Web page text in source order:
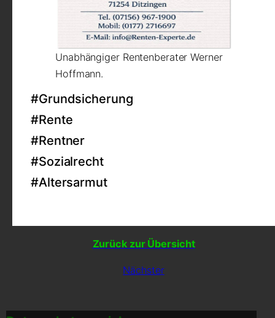
Unabhängiger Rentenberater Werner
Hoffmann.
#Grundsicherung
#Rente
#Rentner
#Sozialrecht
#Altersarmut
Zurück zur Übersicht
Nächster